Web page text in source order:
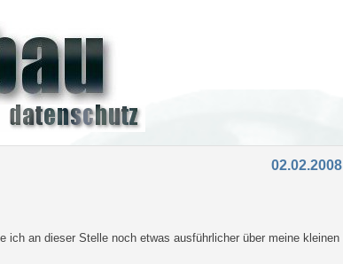
02.02.2008
an dieser Stelle noch etwas ausführlicher über meine kleinen